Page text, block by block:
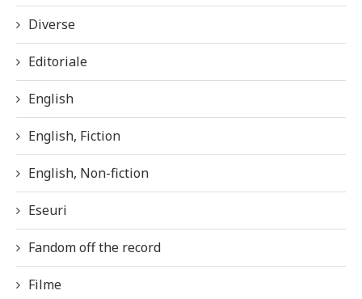
Diverse
Editoriale
English
English, Fiction
English, Non-fiction
Eseuri
Fandom off the record
Filme